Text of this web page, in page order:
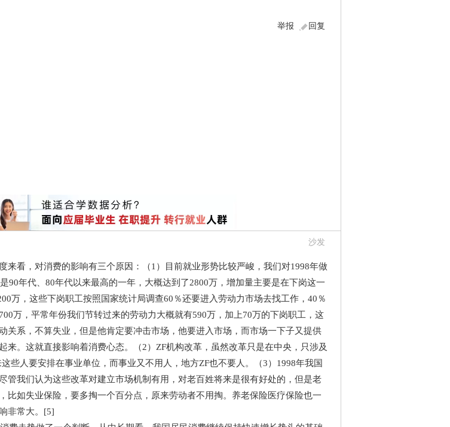
回复
举报
沙发
看，对消费的影响有三个原因：（1）目前就业形势比较严峻，我们对1998年做
90年代、80年代以来最高的一年，大概达到了2800万，增加量主要是在下岗这一
万，这些下岗职工按照国家统计局调查60％还要进入劳动力市场去找工作，40％
万，平常年份我们节转过来的劳动力大概就有590万，加上70万的下岗职工，这
关系，不算失业，但是他肯定要冲击市场，他要进入市场，而市场一下子又提供
来。这就直接影响着消费心态。（2）ZF机构改革，虽然改革只是在中央，只涉及
些人要安排在事业单位，而事业又不用人，地方ZF也不要人。（3）1998年我国
管我们认为这些改革对建立市场机制有用，对老百姓将来是很有好处的，但是老
比如失业保险，要多掏一个百分点，原来劳动者不用掏。养老保险医疗保险也一
非常大。[5]